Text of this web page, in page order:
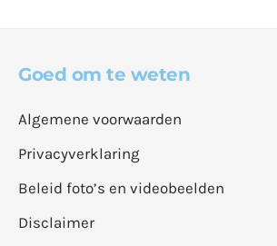
Goed om te weten
Algemene voorwaarden
Privacyverklaring
Beleid foto’s en videobeelden
Disclaimer